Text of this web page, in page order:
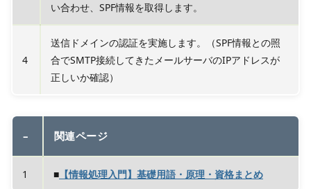
い合わせ、SPF情報を取得します。
4
送信ドメインの認証を実施します。（SPF情報との照
合でSMTP接続してきたメールサーバのIPアドレスが
正しいか確認）
– 関連ページ
1 ■ 【情報処理入門】基礎用語・原理・資格まとめ